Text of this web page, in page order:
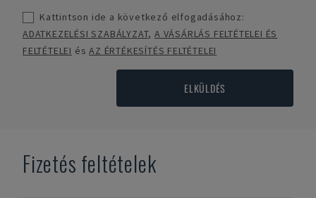
Kattintson ide a következő elfogadásához:
ADATKEZELÉSI SZABÁLYZAT,A VÁSÁRLÁS FELTÉTELEI ÉS
FELTÉTELEI ésAZ ÉRTÉKESÍTÉS FELTÉTELEI
ELKÜLDÉS
Fizetés feltételek